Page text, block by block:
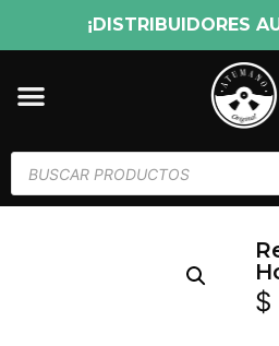
¡DISTRIBUIDORES
$